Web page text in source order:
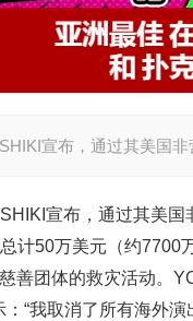
宣布，通过其美国
宣布，通过其美
计50万美元（约7700
善团体的救灾活动。
“我取消了所有海外